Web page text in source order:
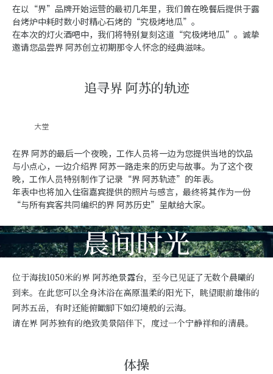
在以“界”品牌开始运营的最初几年里，我们曾在晚餐后提供于露
台烤炉中耗时数小时精心石烤的“究极烤地瓜”。
在本次的灯火酒吧中，我们将特别复刻这道“究极烤地瓜”。诚挚
邀请您品尝界 阿苏创立初期那令人怀念的经典滋味。
追寻界 阿苏的轨迹
大堂
在界 阿苏的最后一个夜晚，工作人员将一边为您提供当地的饮品
与小点心，一边介绍界 阿苏一路走来的历史与故事。为了这个夜
晚，工作人员特别制作了记录“界 阿苏轨迹”的年表。
年表中也将加入住宿嘉宾提供的照片与感言，最终将其作为一份
“与所有宾客共同编织的界 阿苏历史”呈献给大家。
晨间时光
位于海拔1050米的界 阿苏绝景露台，至今已见证了无数个晨曦的
到来。在此您可以全身沐浴在高原温柔的阳光下，眺望眼前雄伟的
阿苏五岳，有时还能俯瞰脚下如幻境般的云海。
请在界 阿苏独有的绝致美景陪伴下，度过一个宁静祥和的清晨。
体操